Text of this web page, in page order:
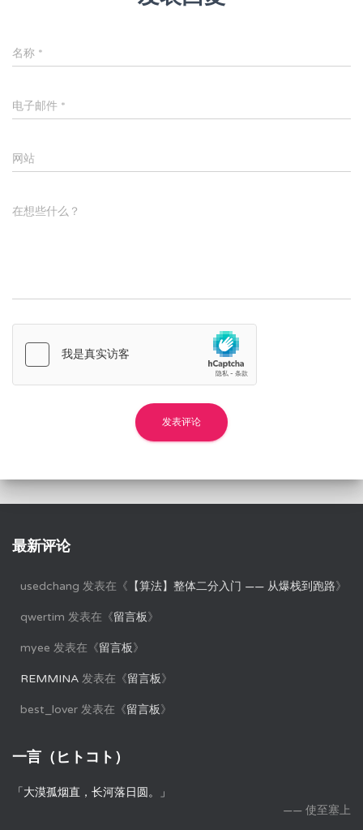
名称 *
电子邮件 *
网站
在想些什么？
最新评论
usedchang 发表在《 【算法】整体二分入门 —— 从爆栈到跑路》
qwertim 发表在《留言板》
myee 发表在《留言板》
REMMINA 发表在《留言板》
best_lover 发表在《留言板》
一言（ヒトコト）
「大漠孤烟直，长河落日圆。」
—— 使至塞上